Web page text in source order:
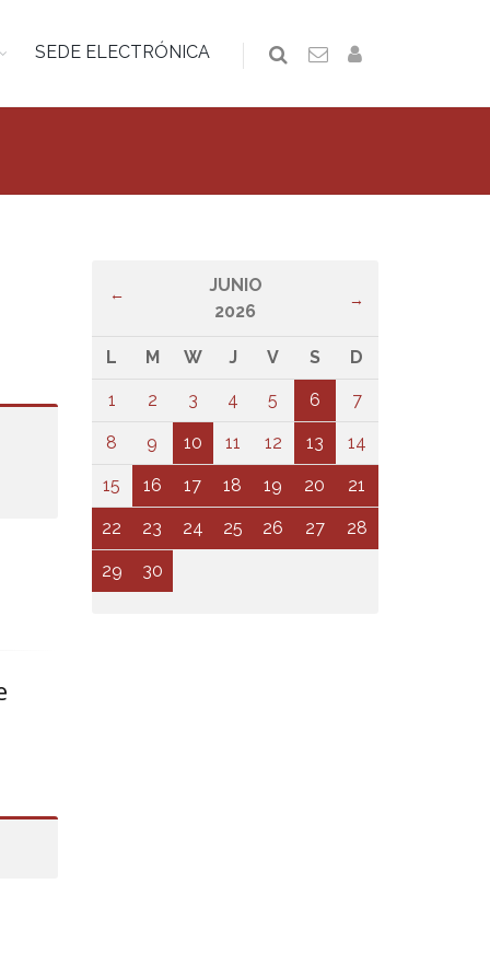
SEDE ELECTRÓNICA
← →
JUNIO
2026
L M W J V S D
1 2 3 4 5 6 7
8 9 10 11 12 13 14
15 16 17 18 19 20 21
22 23 24 25 26 27 28
29 30